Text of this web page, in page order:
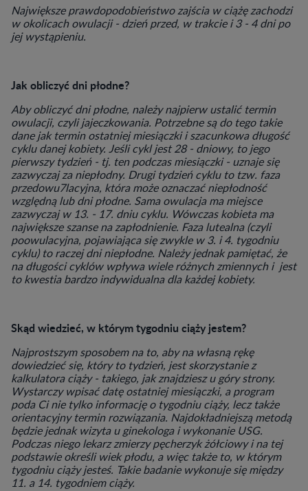
Największe prawdopodobieństwo zajścia w ciążę zachodzi
w okolicach owulacji - dzień przed, w trakcie i 3 - 4 dni po
jej wystąpieniu.
Jak obliczyć dni płodne?
Aby obliczyć dni płodne, należy najpierw ustalić termin
owulacji, czyli jajeczkowania. Potrzebne są do tego takie
dane jak termin ostatniej miesiączki i szacunkowa długość
cyklu danej kobiety. Jeśli cykl jest 28 - dniowy, to jego
pierwszy tydzień - tj. ten podczas miesiączki - uznaje się
zazwyczaj za niepłodny. Drugi tydzień cyklu to tzw. faza
przedowu7lacyjna, która może oznaczać niepłodność
względną lub dni płodne. Sama owulacja ma miejsce
zazwyczaj w 13. - 17. dniu cyklu. Wówczas kobieta ma
największe szanse na zapłodnienie. Faza lutealna (czyli
poowulacyjna, pojawiająca się zwykle w 3. i 4. tygodniu
cyklu) to raczej dni niepłodne. Należy jednak pamiętać, że
na długości cyklów wpływa wiele różnych zmiennych i jest
to kwestia bardzo indywidualna dla każdej kobiety.
Skąd wiedzieć, w którym tygodniu ciąży jestem?
Najprostszym sposobem na to, aby na własną rękę
dowiedzieć się, który to tydzień, jest skorzystanie z
kalkulatora ciąży - takiego, jak znajdziesz u góry strony.
Wystarczy wpisać datę ostatniej miesiączki, a program
poda Ci nie tylko informację o tygodniu ciąży, lecz także
orientacyjny termin rozwiązania. Najdokładniejszą metodą
będzie jednak wizyta u ginekologa i wykonanie USG.
Podczas niego lekarz zmierzy pęcherzyk żółciowy i na tej
podstawie określi wiek płodu, a więc także to, w którym
tygodniu ciąży jesteś. Takie badanie wykonuje się między
11. a 14. tygodniem ciąży.